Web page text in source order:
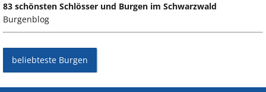
83 schönsten Schlösser und Burgen im Schwarzwald
Burgenblog
beliebteste Burgen